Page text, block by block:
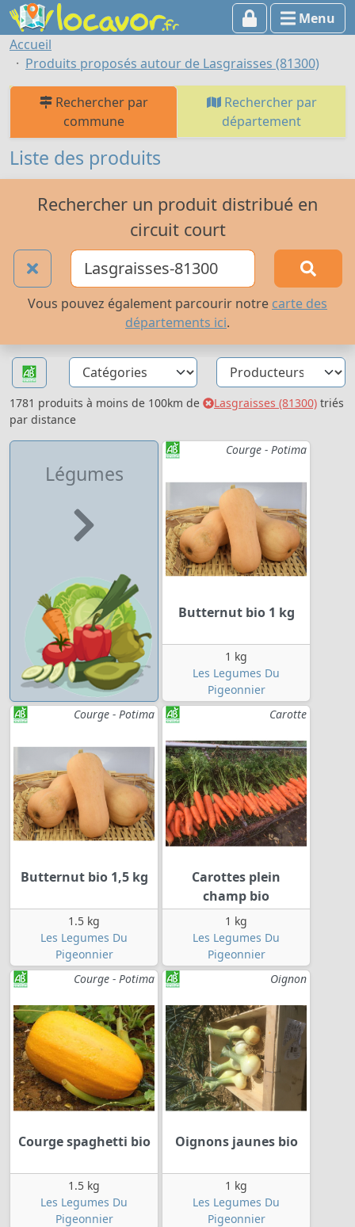
Menu
Accueil
Produits proposés autour de Lasgraisses (81300)
Rechercher par
commune
Rechercher par
département
Liste des produits
Rechercher un produit distribué en
circuit court
Vous pouvez également parcourir notre carte des
départements ici.
1781 produits à moins de 100km de Lasgraisses (81300) triés
par distance
Légumes
Courge - Potima
Butternut bio 1 kg
1 kg
Les Legumes Du
Pigeonnier
Courge - Potima
Butternut bio 1,5 kg
1.5 kg
Les Legumes Du
Pigeonnier
Carotte
Carottes plein
champ bio
1 kg
Les Legumes Du
Pigeonnier
Courge - Potima
Courge spaghetti bio
1.5 kg
Les Legumes Du
Pigeonnier
Oignon
Oignons jaunes bio
1 kg
Les Legumes Du
Pigeonnier